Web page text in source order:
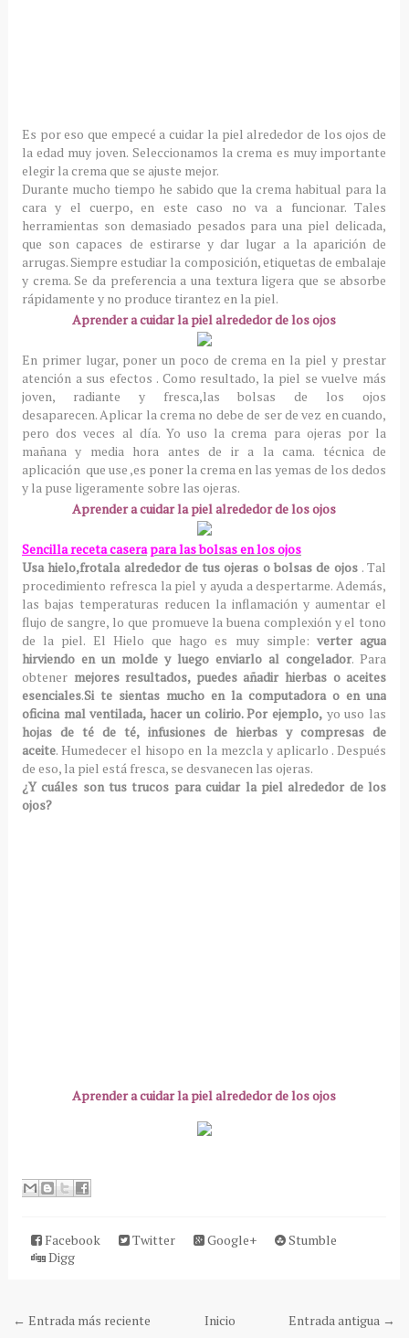
Es por eso que empecé a cuidar la piel alrededor de los ojos de
la edad muy joven. Seleccionamos la crema es muy importante
elegir la crema que se ajuste mejor.
Durante mucho tiempo he sabido que la crema habitual para la
cara y el cuerpo, en este caso no va a funcionar.Tales
herramientas son demasiado pesados ​​para una piel delicada,
que son capaces de estirarse y dar lugar a la aparición de
arrugas.Siempre estudiar la composición, etiquetas de embalaje
y crema.Se da preferencia a una textura ligera que se absorbe
rápidamente y no produce tirantez en la piel.
Aprender a cuidar la piel alrededor de los ojos
En primer lugar, poner un poco de crema en la piel y prestar
atención a sus efectos . Como resultado, la piel se vuelve más
joven, radiante y fresca,las bolsas de los ojos
desaparecen.Aplicar la crema no debe de ser de vez en cuando,
pero dos veces al día. Yo uso la crema para ojeras por la
mañana y media hora antes de ir a la cama. técnica de
aplicación que use ,es poner la crema en las yemas de los dedos
y la puse ligeramente sobre las ojeras.
Aprender a cuidar la piel alrededor de los ojos
Sencilla recetacaserapara las bolsas en los ojos
Usa hielo,frotala alrededor de tus ojeras o bolsas de ojos .Tal
procedimiento refresca la piel y ayuda a despertarme.Además,
las bajas temperaturas reducen la inflamación y aumentar el
flujo de sangre, lo que promueve la buena complexión y el tono
de la piel. El Hielo que hago es muy simple: verter agua
hirviendo en un molde y luego enviarlo al congelador.Para
obtener mejores resultados, puedes añadir hierbas o aceites
esenciales.Si te sientas mucho en la computadora o en una
oficina mal ventilada, hacer un colirio.Por ejemplo, yo uso las
hojas de té de té, infusiones de hierbas y compresas de
aceite.Humedecer el hisopo en la mezcla y aplicarlo .Después
de eso, la piel está fresca, se desvanecen las ojeras.
¿Y cuáles son tus trucos para cuidar la piel alrededor de los
ojos?
Aprender a cuidar la piel alrededor de los ojos
Facebook Twitter Google+
Stumble
Digg
← Entrada más reciente Entrada antigua →
Inicio